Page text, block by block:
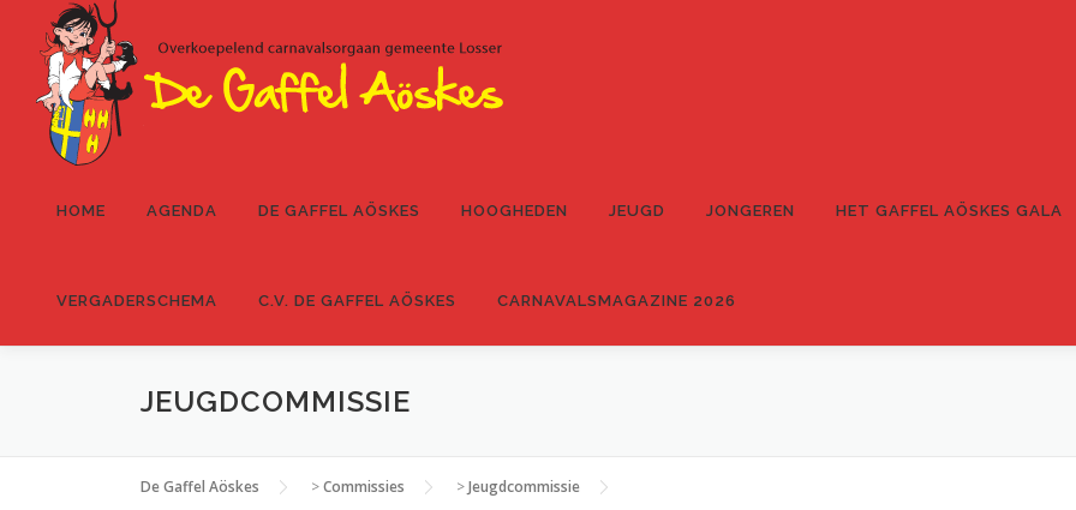
inhoud
HOME AGENDA DE GAFFEL AÖSKES HOOGHEDEN JEUGD JONGEREN HET GAFFEL AÖSKES GALA
VERGADERSCHEMA C.V. DE GAFFEL AÖSKES CARNAVALSMAGAZINE 2026
JEUGDCOMMISSIE
De Gaffel Aöskes >Commissies >Jeugdcommissie